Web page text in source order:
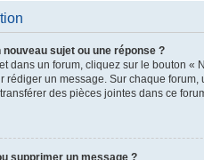
sujet ou une réponse ?
dans un forum, cliquez sur le bouton
rédiger un message. Sur chaque
des pièces jointes dans ce
supprimer un message ?